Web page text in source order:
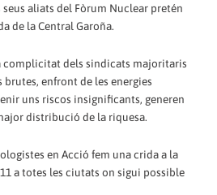
seus aliats del Fòrum Nuclear pretén
de la Central Garoña.
complicitat dels sindicats majoritaris
enfront de les energies
uns riscos insignificants, generen
distribució de la riquesa.
en Acció fem una crida a la
a totes les ciutats on sigui possible